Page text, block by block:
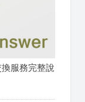
服務完整說